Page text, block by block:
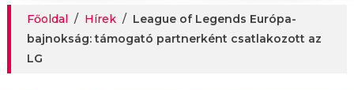
Főoldal / Hírek / League of Legends Európa-
bajnokság: támogató partnerként csatlakozott az
LG